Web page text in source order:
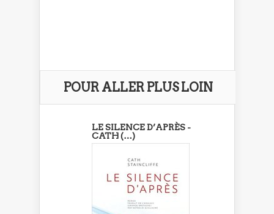
POUR ALLER PLUS LOIN
LE SILENCE D’APRÈS -
CATH (…)